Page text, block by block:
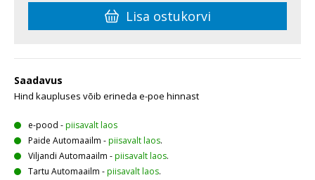
Lisa ostukorvi
Saadavus
Hind kaupluses võib erineda e-poe hinnast
e-pood -piisavalt laos
Paide Automaailm -piisavalt laos.
Viljandi Automaailm -piisavalt laos.
Tartu Automaailm -piisavalt laos.